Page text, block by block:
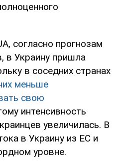
согласно прогнозам
в Украину пришла
в соседних странах
меньше
свою
интенсивность
увеличилась. В
в Украину из ЕС и
уровне.